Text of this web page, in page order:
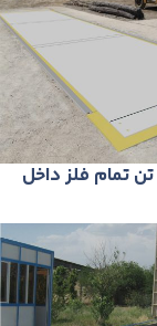
باسكول 10 تن تمام فلز داخل